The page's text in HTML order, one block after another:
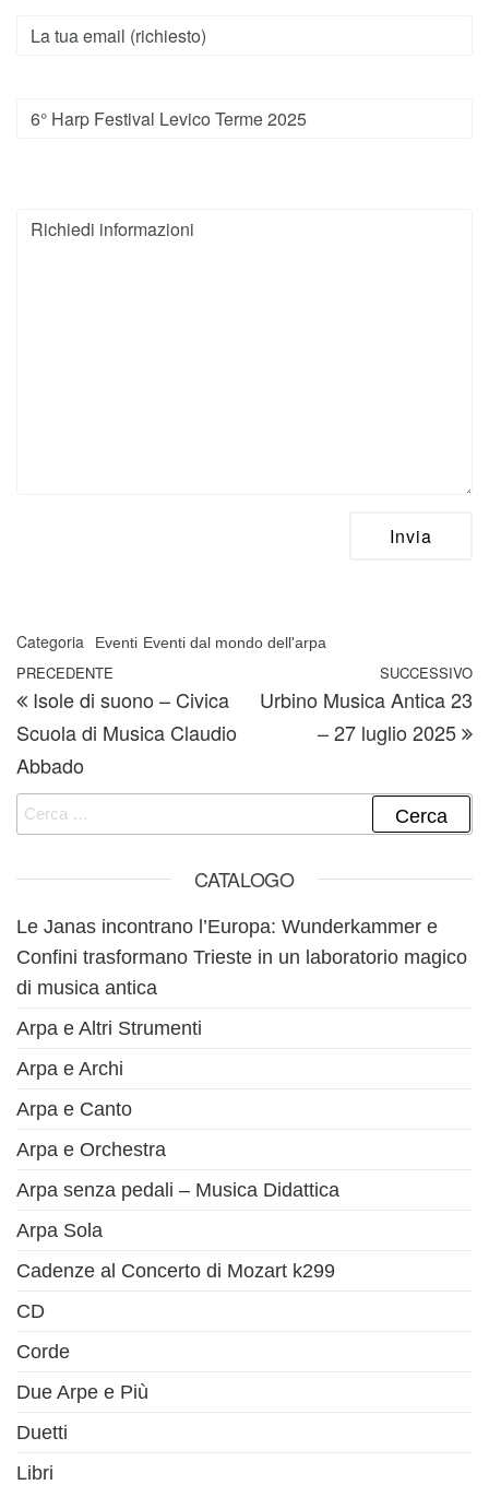
Categoria Eventi Eventi dal mondo dell'arpa
Navigazione articoli
Articolo precedente
PRECEDENTE
Isole di suono – Civica
Scuola di Musica Claudio
Abbado
SUCCESSIVO
Urbino Musica Antica 23
– 27 luglio 2025
Ricerca per:
CATALOGO
Le Janas incontrano l’Europa: Wunderkammer e
Confini trasformano Trieste in un laboratorio magico
di musica antica
Arpa e Altri Strumenti
Arpa e Archi
Arpa e Canto
Arpa e Orchestra
Arpa senza pedali – Musica Didattica
Arpa Sola
Cadenze al Concerto di Mozart k299
CD
Corde
Due Arpe e Più
Duetti
Libri